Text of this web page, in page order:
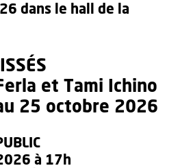
dans le hall de la
et Tami Ichino
25 octobre 2026
à 17h